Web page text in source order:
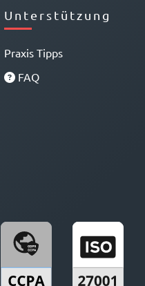
Unterstützung
Praxis Tipps
FAQ